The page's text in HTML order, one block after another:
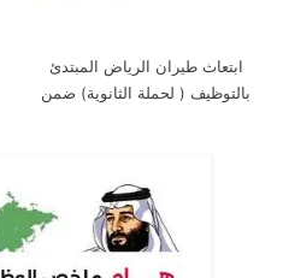
ابتعاث طيران الرياض المبتدئ
بالتوظيف ( لحملة الثانوية) ضمن